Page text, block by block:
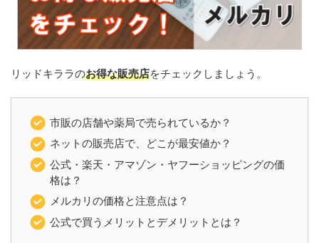
リッドキララのお得な販売店をチェックしましょう。
市販の店舗や薬局で売られているか？
ネットの販売店で、どこが最安値か？
公式・楽天・アマゾン・ヤフーショッピングの価
格は？
メルカリの価格と注意点は？
公式で買うメリットとデメリットとは？